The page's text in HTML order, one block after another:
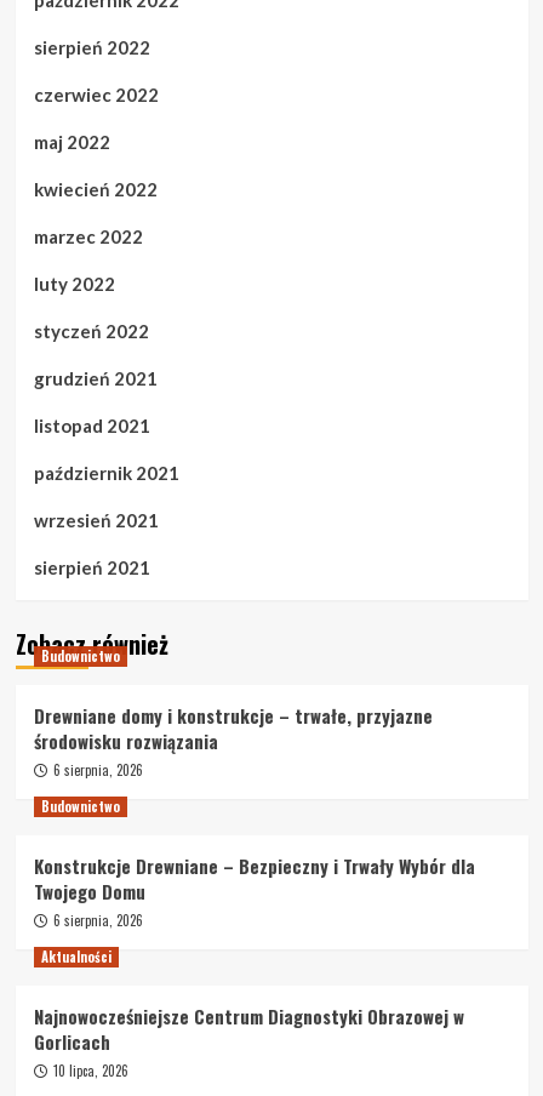
sierpień 2022
czerwiec 2022
maj 2022
kwiecień 2022
marzec 2022
luty 2022
styczeń 2022
grudzień 2021
listopad 2021
październik 2021
wrzesień 2021
sierpień 2021
Zobacz również
Budownictwo
Drewniane domy i konstrukcje – trwałe, przyjazne
środowisku rozwiązania
6 sierpnia, 2026
Budownictwo
Konstrukcje Drewniane – Bezpieczny i Trwały Wybór dla
Twojego Domu
6 sierpnia, 2026
Aktualności
Najnowocześniejsze Centrum Diagnostyki Obrazowej w
Gorlicach
10 lipca, 2026